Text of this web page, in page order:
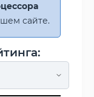
сайте.